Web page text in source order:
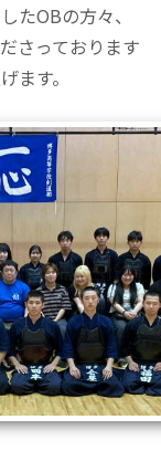
たOBの方々、
さっております
ます。